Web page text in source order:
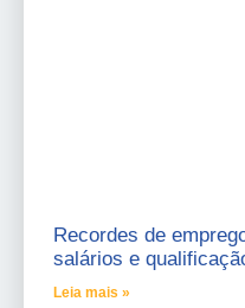
Recordes de
salários e
Leia mais »